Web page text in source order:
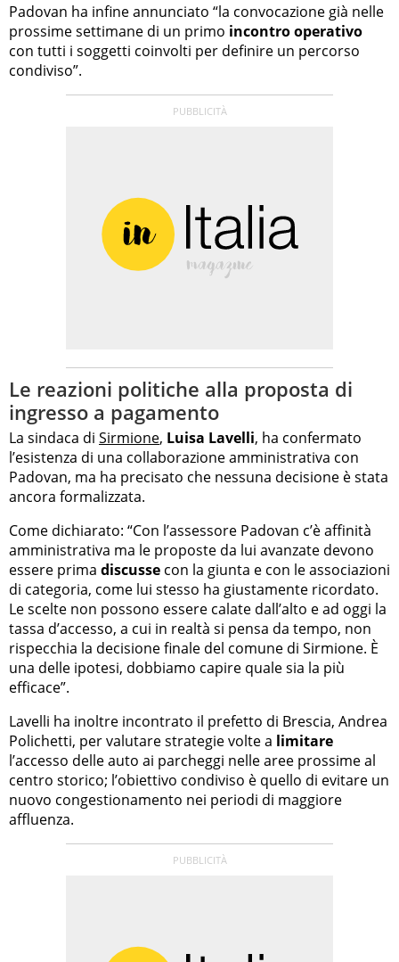
Padovan ha infine annunciato “la convocazione già nelle
prossime settimane di un primo incontro operativo
con tutti i soggetti coinvolti per definire un percorso
condiviso”.
Le reazioni politiche alla proposta di
ingresso a pagamento
La sindaca di Sirmione, Luisa Lavelli, ha confermato
l’esistenza di una collaborazione amministrativa con
Padovan, ma ha precisato che nessuna decisione è stata
ancora formalizzata.
Come dichiarato: “Con l’assessore Padovan c’è affinità
amministrativa ma le proposte da lui avanzate devono
essere prima discusse con la giunta e con le associazioni
di categoria, come lui stesso ha giustamente ricordato.
Le scelte non possono essere calate dall’alto e ad oggi la
tassa d’accesso, a cui in realtà si pensa da tempo, non
rispecchia la decisione finale del comune di Sirmione. È
una delle ipotesi, dobbiamo capire quale sia la più
efficace”.
Lavelli ha inoltre incontrato il prefetto di Brescia, Andrea
Polichetti, per valutare strategie volte a limitare
l’accesso delle auto ai parcheggi nelle aree prossime al
centro storico; l’obiettivo condiviso è quello di evitare un
nuovo congestionamento nei periodi di maggiore
affluenza.